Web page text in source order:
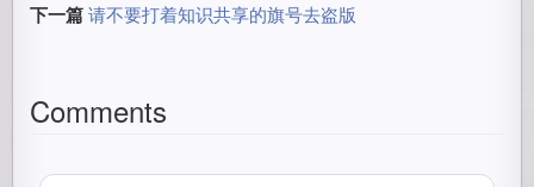
下一篇 请不要打着知识共享的旗号去盗版
Comments